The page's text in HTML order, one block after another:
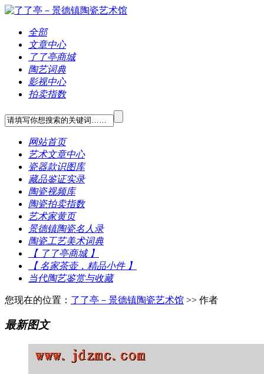
全部
文章中心
了了亭商城
陶艺词典
影视中心
拍卖指数
网站首页
艺术文章中心
瓷器款识图库
藏品鉴证实录
陶瓷视频库
陶瓷拍卖指数
艺术家黄页
景德镇陶瓷名人录
陶瓷工艺美术词典
【 了了亭商城 】
【 名家茶壶，精品小件 】
当代陶艺鉴赏与收藏
您现在的位置： 了了亭－景德镇陶瓷艺术馆 >> 作者
最新图文